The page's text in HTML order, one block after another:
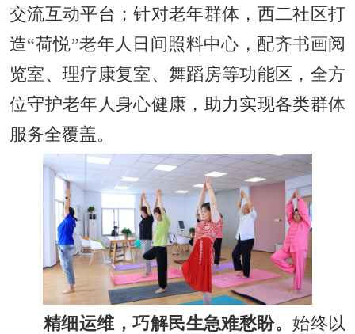
交流互动平台；针对老年群体，西二社区打
造“荷悦”老年人日间照料中心，配齐书画阅
览室、理疗康复室、舞蹈房等功能区，全方
位守护老年人身心健康，助力实现各类群体
服务全覆盖。
精细运维，巧解民生急难愁盼。始终以